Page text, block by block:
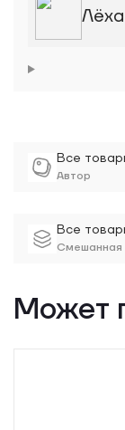
Все
Автор
Все
Смешанная
Может